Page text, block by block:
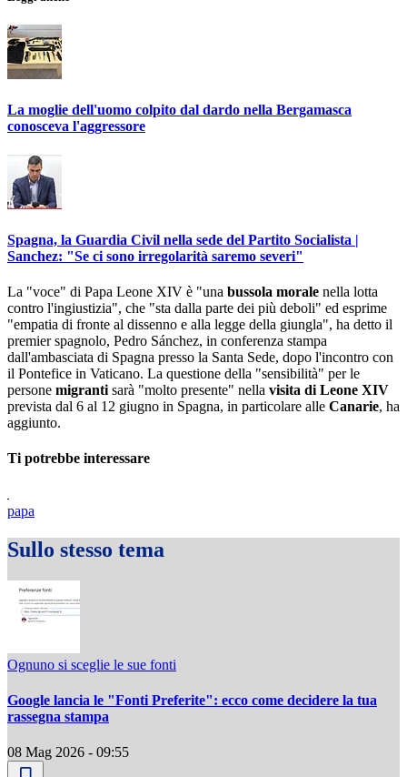
La moglie dell'uomo colpito dal dardo nella Bergamasca
conosceva l'aggressore
Spagna, la Guardia Civil nella sede del Partito Socialista |
Sanchez: "Se ci sono irregolarità saremo severi"
La "voce" di Papa Leone XIV è "una bussola morale nella lotta
contro l'ingiustizia", che "sta dalla parte dei più deboli" ed esprime
"empatia di fronte al dissenno e alla legge della giungla", ha detto il
premier spagnolo, Pedro Sánchez, in conferenza stampa
dall'ambasciata di Spagna presso la Santa Sede, dopo l'incontro con
il Pontefice in Vaticano. La questione della "sensibilità" per le
persone migranti sarà "molto presente" nella visita di Leone XIV
prevista dal 6 al 12 giugno in Spagna, in particolare alle Canarie, ha
aggiunto.
Ti potrebbe interessare
papa
Sullo stesso tema
Ognuno si sceglie le sue fonti
Google lancia le "Fonti Preferite": ecco come decidere la tua
rassegna stampa
08 Mag 2026 - 09:55